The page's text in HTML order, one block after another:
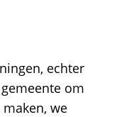
echter
om
we